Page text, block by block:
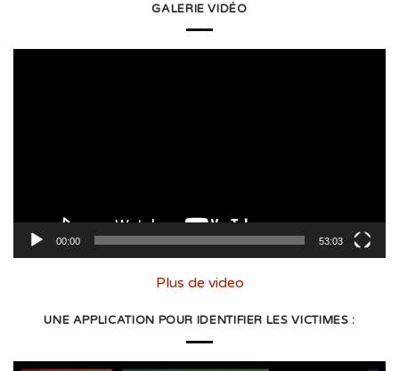
GALERIE VIDÉO
00:00 53:03
Plus de video
UNE APPLICATION POUR IDENTIFIER LES VICTIMES :